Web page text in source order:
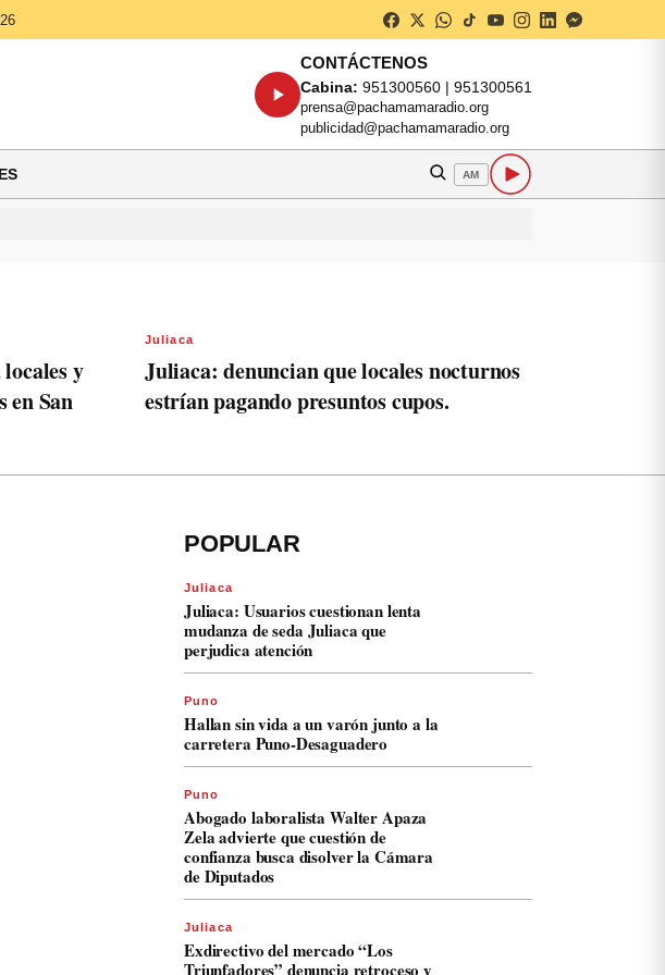
CONTÁCTENOS
Cabina: 951300560 | 951300561
prensa@pachamamaradio.org
publicidad@pachamamaradio.org
AM
y
en San
Juliaca
Juliaca: denuncian que locales nocturnos
estrían pagando presuntos cupos.
POPULAR
Juliaca
Juliaca: Usuarios cuestionan lenta
mudanza de seda Juliaca que
perjudica atención
Puno
Hallan sin vida a un varón junto a la
carretera Puno-Desaguadero
Puno
Abogado laboralista Walter Apaza
Zela advierte que cuestión de
confianza busca disolver la Cámara
de Diputados
Juliaca
Exdirectivo del mercado “Los
Triunfadores” denuncia retroceso y